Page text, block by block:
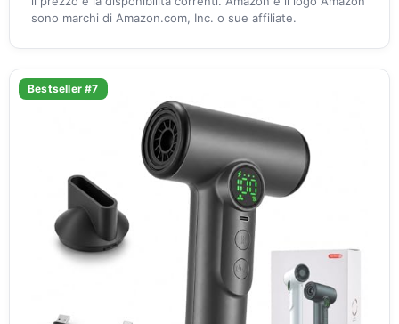
sono marchi di Amazon.com, Inc. o sue affiliate.
Bestseller #7